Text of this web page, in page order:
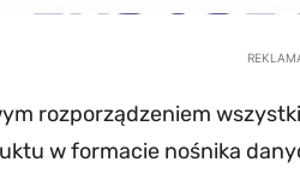
rozporządzeniem
w formacie nośnika